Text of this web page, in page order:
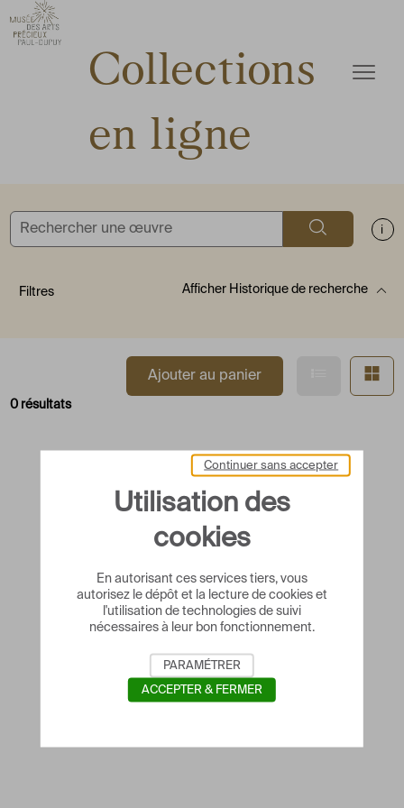
Accèder directement au contenu
Accèder directement au contenu
Collections
en ligne
Ouvrir
Rechercher
Filtres AfficherHistorique de recherche
0 résultats
Ajouter au panier Afficher
Utilisation des
cookies
En autorisant ces services tiers, vous
autorisez le dépôt et la lecture de cookies et
l'utilisation de technologies de suivi
nécessaires à leur bon fonctionnement.
Continuer sans accepter
PARAMÉTRER
ACCEPTER & FERMER